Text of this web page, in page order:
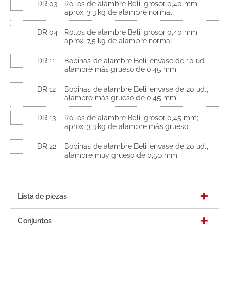
DR 03
Rollos de alambre Beli; grosor 0,40 mm;
aprox. 3,3 kg de alambre normal
DR 04
Rollos de alambre Beli; grosor 0,40 mm;
aprox. 7,5 kg de alambre normal
DR 11
Bobinas de alambre Beli; envase de 10 ud.,
alambre más grueso de 0,45 mm
DR 12
Bobinas de alambre Beli; envase de 20 ud.,
alambre más grueso de 0,45 mm
DR 13
Rollos de alambre Beli; grosor 0,45 mm;
aprox. 3,3 kg de alambre más grueso
DR 22
Bobinas de alambre Beli; envase de 20 ud.,
alambre muy grueso de 0,50 mm
Lista de piezas
Conjuntos